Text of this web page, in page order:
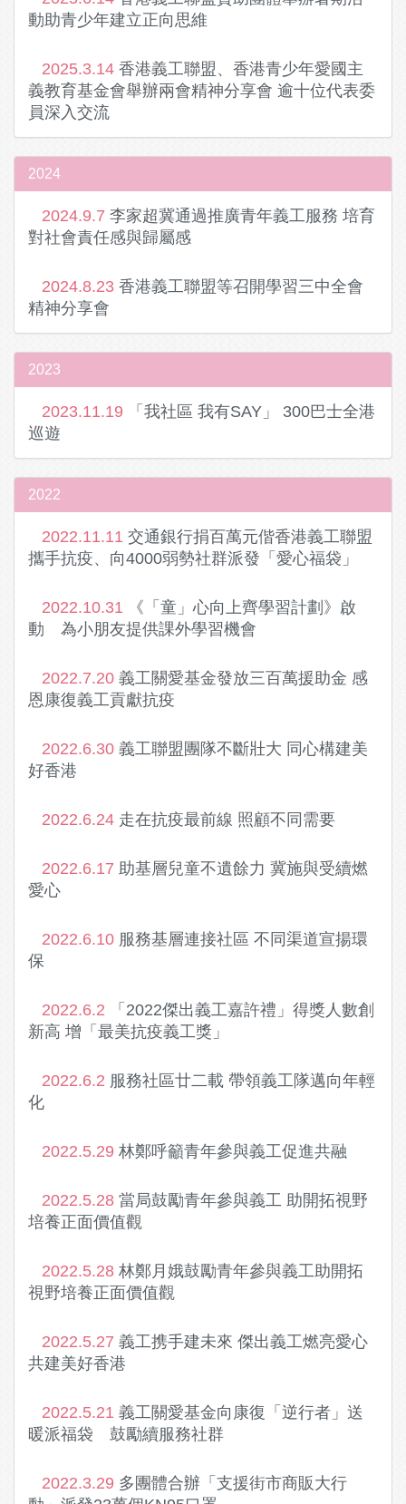
動助青少年建立正向思維
2025.3.14 香港義工聯盟、香港青少年愛國主
義教育基金會舉辦兩會精神分享會 逾十位代表委
員深入交流
2024
2024.9.7 李家超冀通過推廣青年義工服務 培育
對社會責任感與歸屬感
2024.8.23 香港義工聯盟等召開學習三中全會
精神分享會
2023
2023.11.19 「我社區 我有SAY」 300巴士全港
巡遊
2022
2022.11.11 交通銀行捐百萬元偕香港義工聯盟
攜手抗疫、向4000弱勢社群派發「愛心福袋」
2022.10.31 《「童」心向上齊學習計劃》啟
動 為小朋友提供課外學習機會
2022.7.20 義工關愛基金發放三百萬援助金 感
恩康復義工貢獻抗疫
2022.6.30 義工聯盟團隊不斷壯大 同心構建美
好香港
2022.6.24 走在抗疫最前線 照顧不同需要
2022.6.17 助基層兒童不遺餘力 冀施與受續燃
愛心
2022.6.10 服務基層連接社區 不同渠道宣揚環
保
2022.6.2 「2022傑出義工嘉許禮」得獎人數創
新高 增「最美抗疫義工獎」
2022.6.2 服務社區廿二載 帶領義工隊邁向年輕
化
2022.5.29 林鄭呼籲青年參與義工促進共融
2022.5.28 當局鼓勵青年參與義工 助開拓視野
培養正面價值觀
2022.5.28 林鄭月娥鼓勵青年參與義工助開拓
視野培養正面價值觀
2022.5.27 義工携手建未來 傑出義工燃亮愛心
共建美好香港
2022.5.21 義工關愛基金向康復「逆行者」送
暖派福袋 鼓勵續服務社群
2022.3.29 多團體合辦「支援街市商販大行